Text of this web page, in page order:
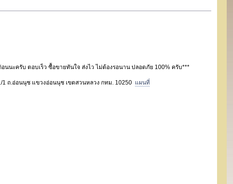
นะครับ ตอบเร็ว ซื้อขายทันใจ ส่งไว ไม่ต้องรอนาน ปลอดภัย 100% ครับ***
ถ.อ่อนนุช แขวงอ่อนนุช เขตสวนหลวง กทม. 10250 แผนที่